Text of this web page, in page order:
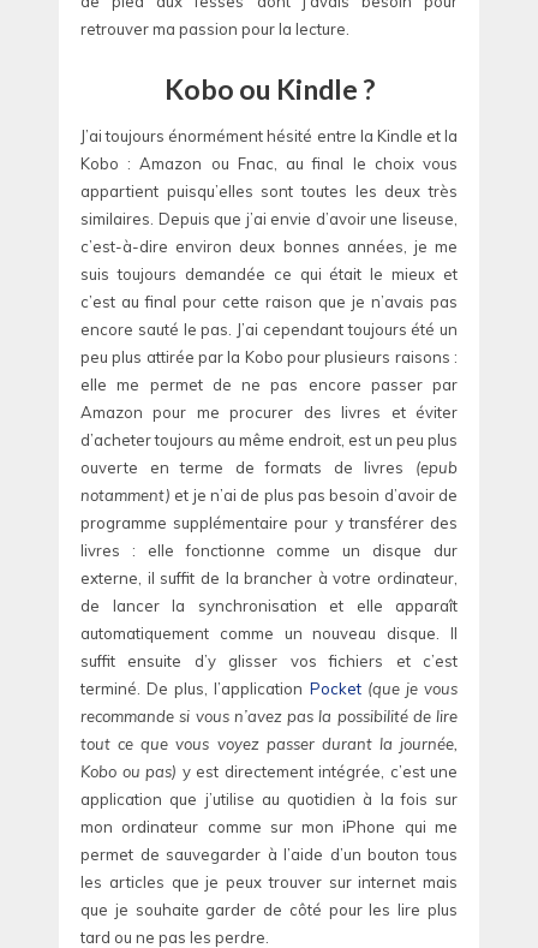
retrouver ma passion pour la lecture.
Kobo ou Kindle ?
J’ai toujours énormément hésité entre la Kindle et la
Kobo : Amazon ou Fnac, au final le choix vous
appartient puisqu’elles sont toutes les deux très
similaires. Depuis que j’ai envie d’avoir une liseuse,
c’est-à-dire environ deux bonnes années, je me
suis toujours demandée ce qui était le mieux et
c’est au final pour cette raison que je n’avais pas
encore sauté le pas. J’ai cependant toujours été un
peu plus attirée par la Kobo pour plusieurs raisons :
elle me permet de ne pas encore passer par
Amazon pour me procurer des livres et éviter
d’acheter toujours au même endroit, est un peu plus
ouverte en terme de formats de livres (epub
notamment) et je n’ai de plus pas besoin d’avoir de
programme supplémentaire pour y transférer des
livres : elle fonctionne comme un disque dur
externe, il suffit de la brancher à votre ordinateur,
de lancer la synchronisation et elle apparaît
automatiquement comme un nouveau disque. Il
suffit ensuite d’y glisser vos fichiers et c’est
terminé. De plus, l’application Pocket (que je vous
recommande si vous n’avez pas la possibilité de lire
tout ce que vous voyez passer durant la journée,
Kobo ou pas) y est directement intégrée, c’est une
application que j’utilise au quotidien à la fois sur
mon ordinateur comme sur mon iPhone qui me
permet de sauvegarder à l’aide d’un bouton tous
les articles que je peux trouver sur internet mais
que je souhaite garder de côté pour les lire plus
tard ou ne pas les perdre.